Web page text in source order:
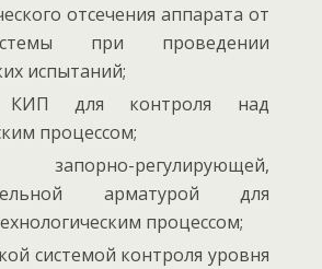
отсечения аппарата от
при проведении
испытаний;
КИП для контроля над
процессом;
регулирующей,
арматурой для
процессом;
системой контроля уровня